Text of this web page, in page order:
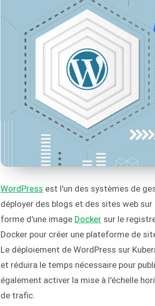
WordPress est l'un des systèmes de
déployer des blogs et des sites web
forme d'une image Docker sur le
Docker pour créer une plateforme de
Le déploiement de WordPress sur
et réduira le temps nécessaire pour
également activer la mise à l'échelle
de trafic.